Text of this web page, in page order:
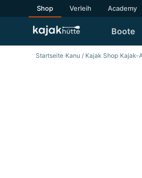
Shop Verleih Academy
Boote
Startseite›Kanu / Kajak Shop›Kajak-